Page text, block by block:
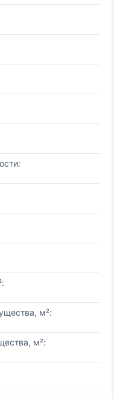
м²:
м²: